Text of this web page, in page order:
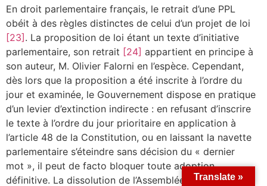
En droit parlementaire français, le retrait d’une PPL
obéit à des règles distinctes de celui d’un projet de loi
[23] . La proposition de loi étant un texte d’initiative
parlementaire, son retrait [24] appartient en principe à
son auteur, M. Olivier Falorni en l’espèce. Cependant,
dès lors que la proposition a été inscrite à l’ordre du
jour et examinée, le Gouvernement dispose en pratique
d’un levier d’extinction indirecte : en refusant d’inscrire
le texte à l’ordre du jour prioritaire en application à
l’article 48 de la Constitution, ou en laissant la navette
parlementaire s’éteindre sans décision du « dernier
mot », il peut de facto bloquer toute adoption
définitive. La dissolution de l’Assemblée nationale ou
Translate »